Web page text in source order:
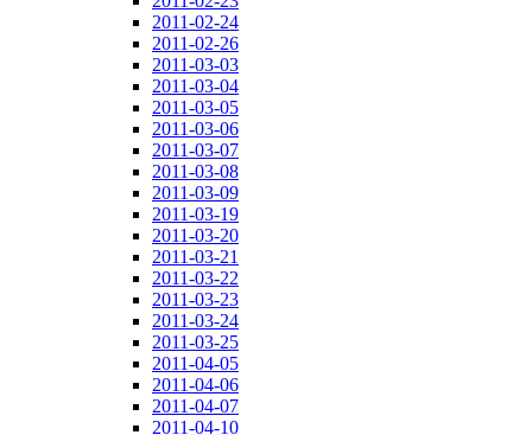
2011-02-24
2011-02-26
2011-03-03
2011-03-04
2011-03-05
2011-03-06
2011-03-07
2011-03-08
2011-03-09
2011-03-19
2011-03-20
2011-03-21
2011-03-22
2011-03-23
2011-03-24
2011-03-25
2011-04-05
2011-04-06
2011-04-07
2011-04-10